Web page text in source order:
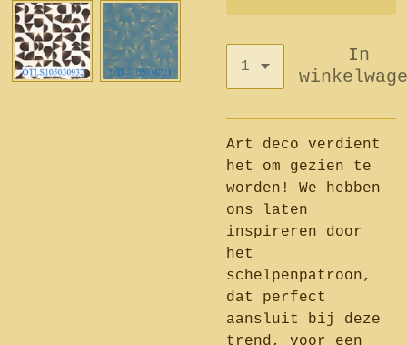
In
Art deco verdient
het om gezien te
worden! We hebben
ons laten
inspireren door
het
schelpenpatroon,
dat perfect
aansluit bij deze
trend, voor een